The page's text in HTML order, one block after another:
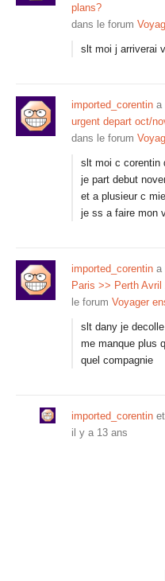
plans?
dans le forum
slt moi j arriverai
imported_corentin a
urgent depart oct/
dans le forum
slt moi c corentin
je part debut
et a plusieur c
je ss a faire mon
imported_corentin a
Paris >> Perth
le forum Voyager
slt dany je
me manque plus
quel compagnie
imported_corentin et
il y a 13 ans